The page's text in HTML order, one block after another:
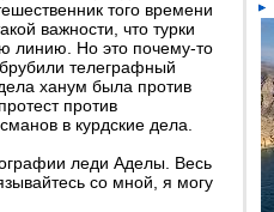
того времени
важности, что турки
линию. Но это почему-то
телеграфный
ханум была против
против
в курдские дела.
леди Аделы. Весь
со мной, я могу